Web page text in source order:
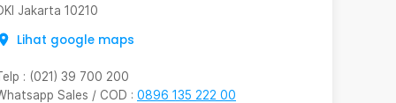
Jakarta 10210
Lihat google maps
: (021) 39 700 200
Sales / COD : 0896 135 222 00